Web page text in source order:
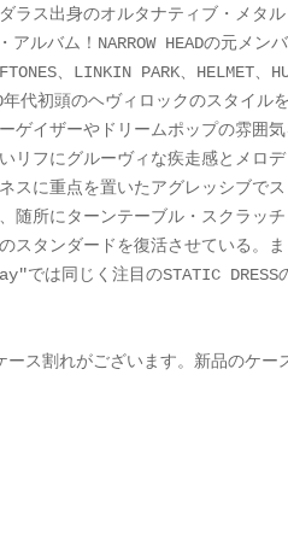
ラス出身のオルタナティブ・メタ
アルバム！NARROW HEADの元メン
、LINKIN PARK、HELMET、
代初頭のヘヴィロックのスタイル
ゲイザーやドリームポップの雰囲
リフにグルーヴィな疾走感とメロデ
スに重点を置いたアグレッシブで
随所にターンテーブル・スクラッ
スタンダードを復活させている。ま
は同じく注目のSTATIC DRESS
ース割れがございます。新品のケー